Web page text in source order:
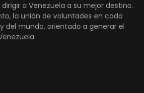
a Venezuela a su mejor destino.
la unión de voluntades en cada
del mundo, orientado a generar el